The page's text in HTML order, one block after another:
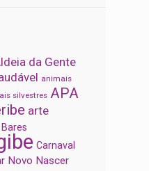
da Gente
animais
silvestres APA
arte
Bares
Carnaval
Novo Nascer